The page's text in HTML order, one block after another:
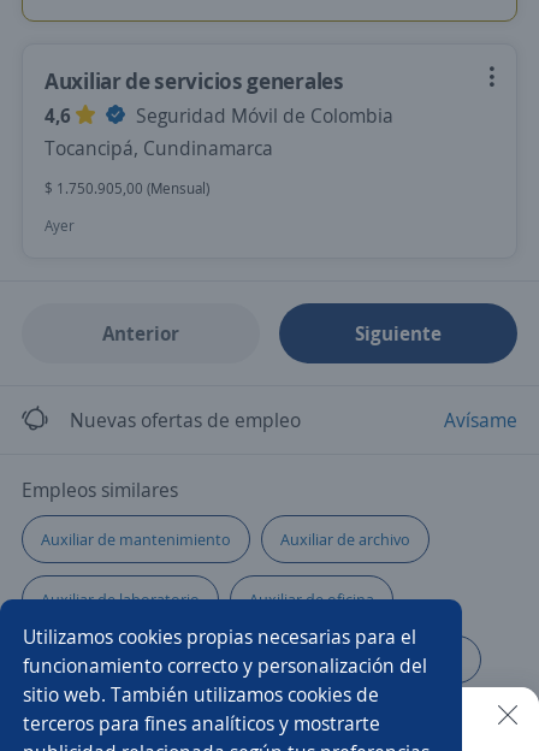
Utilizamos cookies propias necesarias para el
funcionamiento correcto y personalización del
sitio web. También utilizamos cookies de
terceros para fines analíticos y mostrarte
Auxiliar de servicios generales
4,6
Seguridad Móvil de Colombia
Tocancipá, Cundinamarca
$ 1.750.905,00 (Mensual)
Ayer
Anterior Siguiente
Nuevas ofertas de empleo Avísame
Empleos similares
Auxiliar de mantenimiento Auxiliar de archivo
Auxiliar de laboratorio Auxiliar de oficina
Cargador/a Servicios generales Auxiliar de ruta
Auxiliar de planta Auxiliar punto de venta